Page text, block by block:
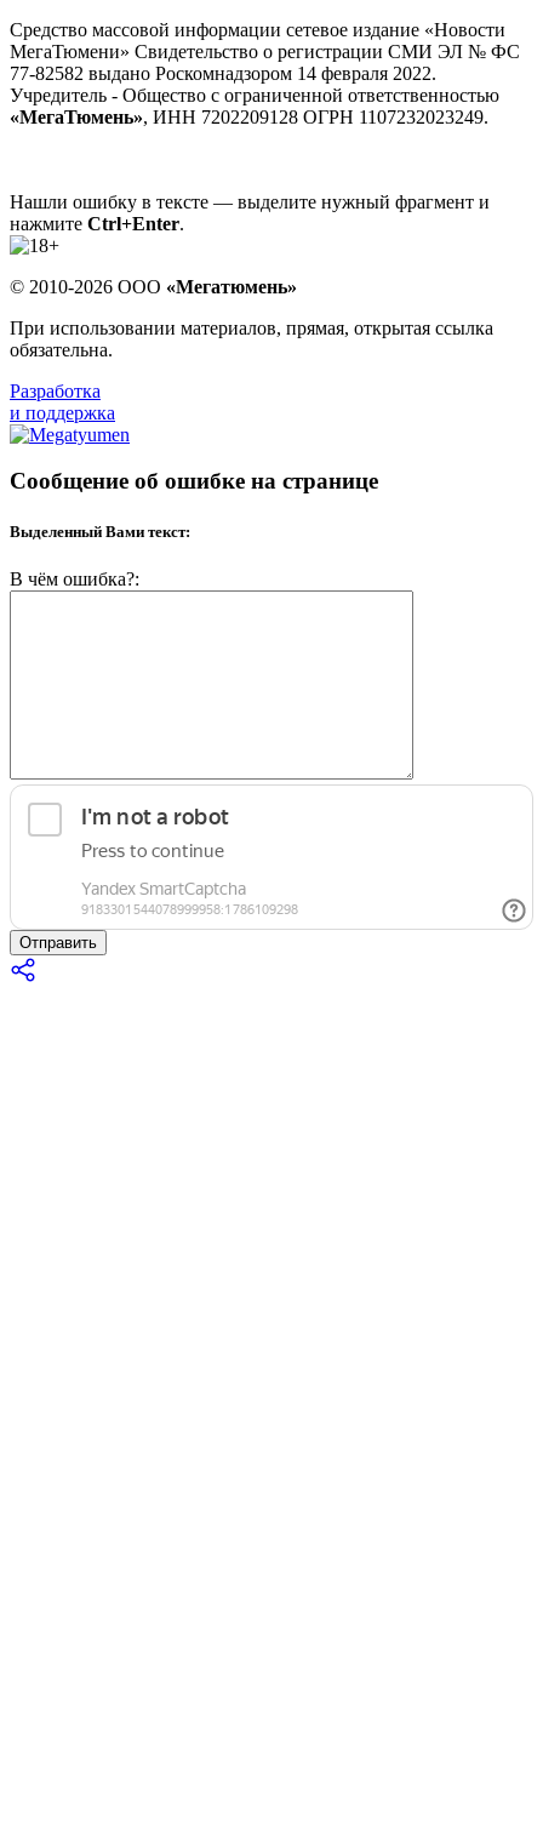
Средство массовой информации сетевое издание «Новости
МегаТюмени» Свидетельство о регистрации СМИ ЭЛ № ФС
77-82582 выдано Роскомнадзором 14 февраля 2022.
Учредитель - Общество с ограниченной ответственностью
«МегаТюмень», ИНН 7202209128 ОГРН 1107232023249.
Нашли ошибку в тексте — выделите нужный фрагмент и
нажмите Ctrl+Enter.
© 2010-2026 ООО «Мегатюмень»
При использовании материалов, прямая, открытая ссылка
обязательна.
Разработка
и поддержка
Сообщение об ошибке на странице
Выделенный Вами текст:
В чём ошибка?:
Отправить